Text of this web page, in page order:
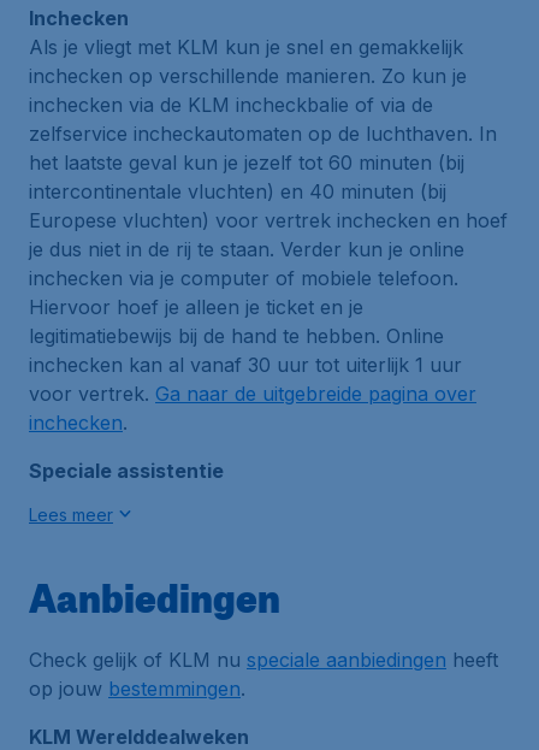
Inchecken
Als je vliegt met KLM kun je snel en gemakkelijk
inchecken op verschillende manieren. Zo kun je
inchecken via de KLM incheckbalie of via de
zelfservice incheckautomaten op de luchthaven. In
het laatste geval kun je jezelf tot 60 minuten (bij
intercontinentale vluchten) en 40 minuten (bij
Europese vluchten) voor vertrek inchecken en hoef
je dus niet in de rij te staan. Verder kun je online
inchecken via je computer of mobiele telefoon.
Hiervoor hoef je alleen je ticket en je
legitimatiebewijs bij de hand te hebben. Online
inchecken kan al vanaf 30 uur tot uiterlijk 1 uur
voor vertrek. Ga naar de uitgebreide pagina over
inchecken.
Speciale assistentie
Lees meer
Aanbiedingen
Check gelijk of KLM nu speciale aanbiedingen heeft
op jouw bestemmingen.
KLM Werelddealweken